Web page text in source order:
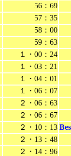
56：69
57：35
58：00
59：63
１・00：24
１・03：21
１・04：01
１・06：07
２・06：63
２・06：67
２・10：13
２・13：48
２・14：96